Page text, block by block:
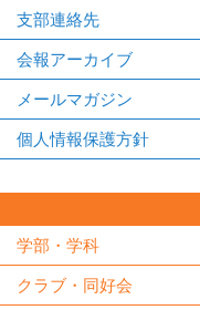
支部連絡先
会報アーカイブ
メールマガジン
個人情報保護方針
学部・学科
クラブ・同好会